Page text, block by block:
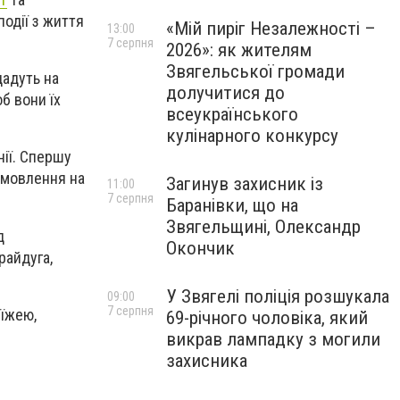
з життя
на
вони їх
Спершу
на
«Мій пиріг Незалежності –
2026»: як жителям
Звягельської громади
долучитися до
всеукраїнського
кулінарного конкурсу
13:00
7 серпня
Загинув захисник із
Баранівки, що на
Звягельщині, Олександр
Окончик
11:00
7 серпня
У Звягелі поліція розшукала
69-річного чоловіка, який
викрав лампадку з могили
захисника
09:00
7 серпня